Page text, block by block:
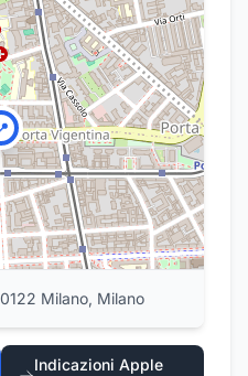
Milano, Milano
Indicazioni Apple